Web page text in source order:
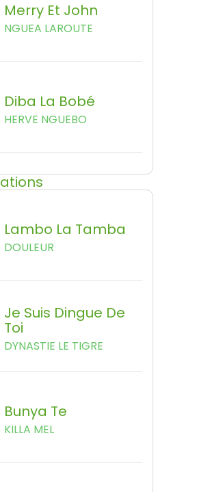
Merry Et John
NGUEA LAROUTE
Diba La Bobé
HERVE NGUEBO
Lambo La Tamba
DOULEUR
Je Suis Dingue De
Toi
DYNASTIE LE TIGRE
Bunya Te
KILLA MEL